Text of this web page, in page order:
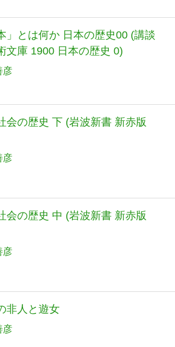
」とは何か 日本の歴史00 (講談
文庫 1900 日本の歴史 0)
彦
会の歴史 下 (岩波新書 新赤版
彦
会の歴史 中 (岩波新書 新赤版
彦
非人と遊女
彦